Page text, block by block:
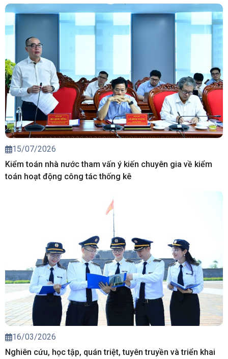
15/07/2026
Kiểm toán nhà nước tham vấn ý kiến chuyên gia về kiểm
toán hoạt động công tác thống kê
16/03/2026
Nghiên cứu, học tập, quán triệt, tuyên truyền và triển khai